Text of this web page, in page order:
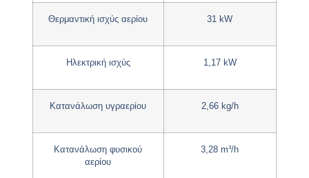
Θερμαντική ισχύς αερίου 31 kW
Ηλεκτρική ισχύς 1,17 kW
Κατανάλωση υγραερίου 2,66 kg/h
Κατανάλωση φυσικού
αερίου
3,28 m³/h